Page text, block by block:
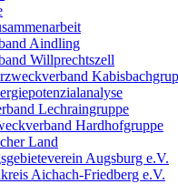
Aindling
Willprechtszell
Lechraingruppe
Hardhofgruppe
Land
Augsburg e.V.
Aichach-Friedberg e.V.